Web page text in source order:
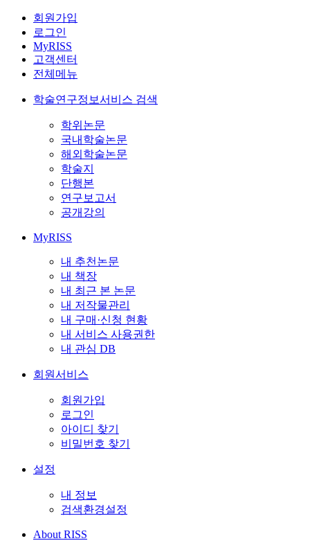
회원가입
로그인
MyRISS
고객센터
전체메뉴
학술연구정보서비스 검색
학위논문
국내학술논문
해외학술논문
학술지
단행본
연구보고서
공개강의
MyRISS
내 추천논문
내 책장
내 최근 본 논문
내 저작물관리
내 구매·신청 현황
내 서비스 사용권한
내 관심 DB
회원서비스
회원가입
로그인
아이디 찾기
비밀번호 찾기
설정
내 정보
검색환경설정
About RISS